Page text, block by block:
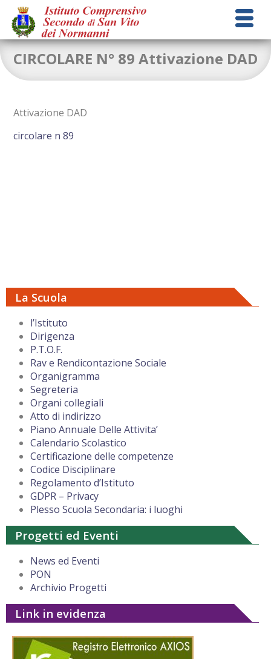
La Scuola
l’Istituto
Dirigenza
P.T.O.F.
Rav e Rendicontazione Sociale
Organigramma
Segreteria
Organi collegiali
Atto di indirizzo
Piano Annuale Delle Attivita’
Calendario Scolastico
Certificazione delle competenze
Codice Disciplinare
Regolamento d’Istituto
GDPR – Privacy
Plesso Scuola Secondaria: i luoghi
Progetti ed Eventi
News ed Eventi
PON
Archivio Progetti
Link in evidenza
CIRCOLARE N° 89 Attivazione DAD
Attivazione DAD
circolare n 89